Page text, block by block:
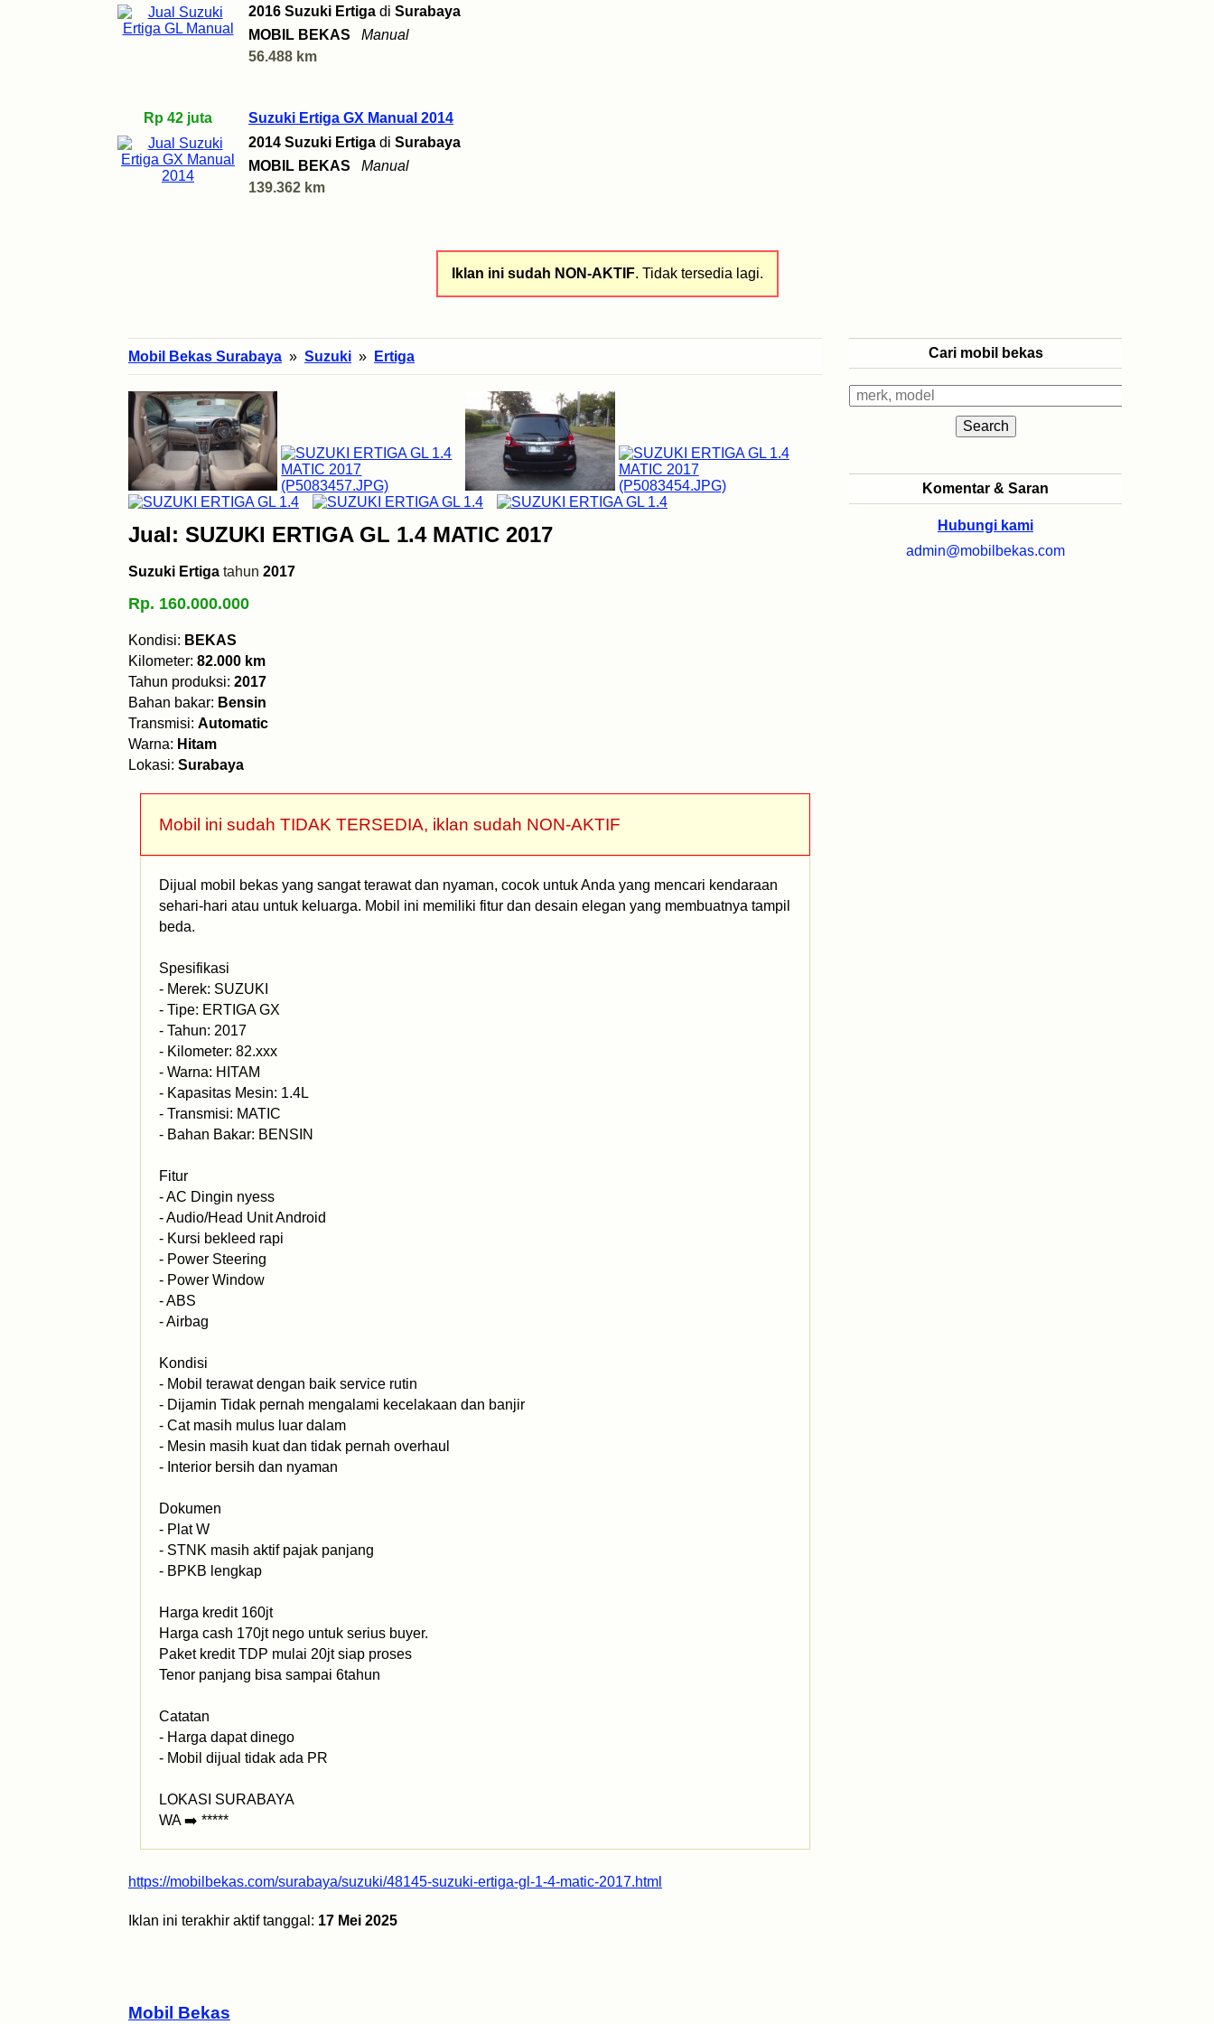
2016 Suzuki Ertiga di Surabaya
MOBIL BEKAS
Manual
56.488 km
Rp 42 juta
Suzuki Ertiga GX Manual 2014
2014 Suzuki Ertiga di Surabaya
MOBIL BEKAS
Manual
139.362 km
Iklan ini sudah NON-AKTIF. Tidak tersedia lagi.
Mobil Bekas
Mobil Bekas Surabaya » Suzuki » Ertiga
Jual: SUZUKI ERTIGA GL 1.4 MATIC 2017
Suzuki Ertiga tahun 2017
Rp. 160.000.000
Kondisi: BEKAS
Kilometer: 82.000 km
Tahun produksi: 2017
Bahan bakar: Bensin
Transmisi: Automatic
Warna: Hitam
Lokasi: Surabaya
Mobil ini sudah TIDAK TERSEDIA, iklan sudah NON-AKTIF
Dijual mobil bekas yang sangat terawat dan nyaman, cocok untuk Anda yang mencari kendaraan
sehari-hari atau untuk keluarga. Mobil ini memiliki fitur dan desain elegan yang membuatnya tampil
beda.
Spesifikasi
- Merek: SUZUKI
- Tipe: ERTIGA GX
- Tahun: 2017
- Kilometer: 82.xxx
- Warna: HITAM
- Kapasitas Mesin: 1.4L
- Transmisi: MATIC
- Bahan Bakar: BENSIN
Fitur
- AC Dingin nyess
- Audio/Head Unit Android
- Kursi bekleed rapi
- Power Steering
- Power Window
- ABS
- Airbag
Kondisi
- Mobil terawat dengan baik service rutin
- Dijamin Tidak pernah mengalami kecelakaan dan banjir
- Cat masih mulus luar dalam
- Mesin masih kuat dan tidak pernah overhaul
- Interior bersih dan nyaman
Dokumen
- Plat W
- STNK masih aktif pajak panjang
- BPKB lengkap
Harga kredit 160jt
Harga cash 170jt nego untuk serius buyer.
Paket kredit TDP mulai 20jt siap proses
Tenor panjang bisa sampai 6tahun
Catatan
- Harga dapat dinego
- Mobil dijual tidak ada PR
LOKASI SURABAYA
WA ➡️ *****
https://mobilbekas.com/surabaya/suzuki/48145-suzuki-ertiga-gl-1-4-matic-2017.html
Iklan ini terakhir aktif tanggal: 17 Mei 2025
Cari mobil bekas
Komentar & Saran
Hubungi kami
admin@mobilbekas.com